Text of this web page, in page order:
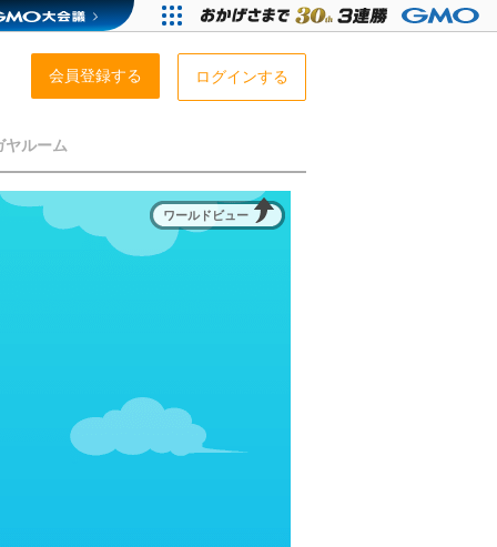
会員登録する ログインする
ヤルーム
ワールドビュー